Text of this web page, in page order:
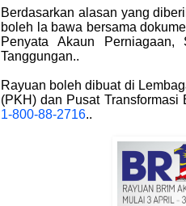
Berdasarkan alasan yang
boleh la bawa bersama
Penyata Akaun
Tanggungan..
Rayuan boleh dibuat di
(PKH) dan Pusat
1-800-88-2716..